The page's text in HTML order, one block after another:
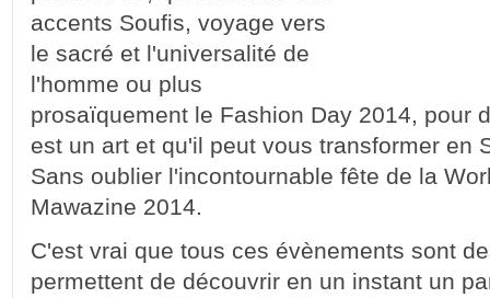
accents Soufis, voyage vers
le sacré et l'universalité de
l'homme ou plus
prosaïquement le Fashion Day 2014, pour
est un art et qu'il peut vous transformer en
Sans oublier l'incontournable fête de la
Mawazine 2014.
C'est vrai que tous ces évènements sont
permettent de découvrir en un instant un